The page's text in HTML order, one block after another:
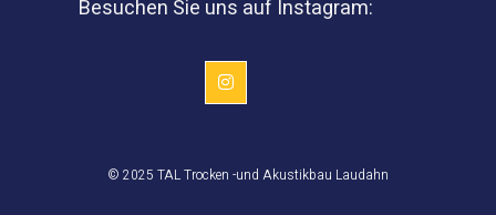
Besuchen Sie uns auf Instagram:
© 2025 TAL Trocken -und Akustikbau Laudahn